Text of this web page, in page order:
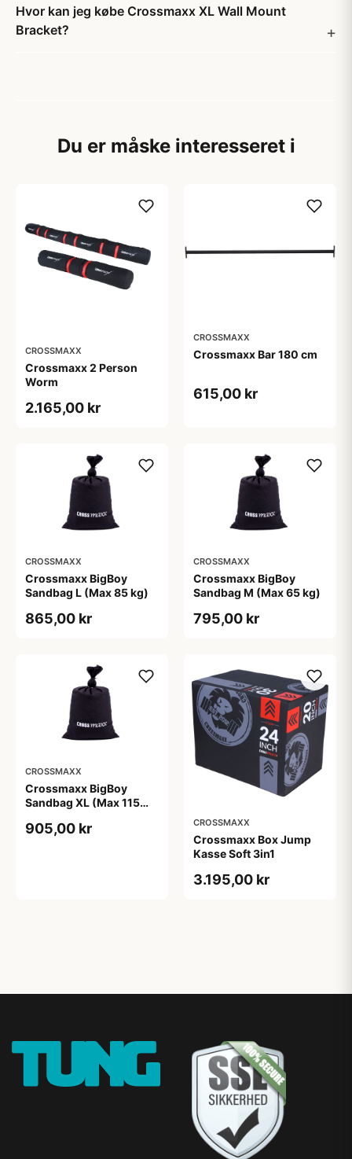
Hvor kan jeg købe Crossmaxx XL Wall Mount
Bracket?
Du er måske interesseret i
CROSSMAXX
Crossmaxx 2 Person
Worm
2.165,00 kr
CROSSMAXX
Crossmaxx Bar 180 cm
615,00 kr
CROSSMAXX
Crossmaxx BigBoy
Sandbag L (Max 85 kg)
865,00 kr
CROSSMAXX
Crossmaxx BigBoy
Sandbag M (Max 65 kg)
795,00 kr
CROSSMAXX
Crossmaxx BigBoy
Sandbag XL (Max 115
905,00 kr CROSSMAXX
Crossmaxx Box Jump
Kasse Soft 3in1
3.195,00 kr